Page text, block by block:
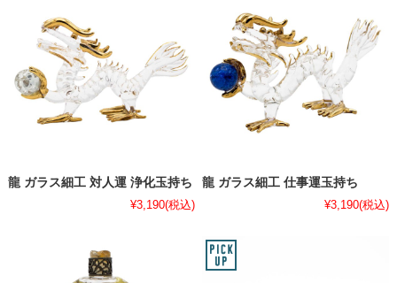
龍 ガラス細工 対人運 浄化玉持ち
¥3,190(税込)
龍 ガラス細工 仕事運玉持ち
¥3,190(税込)